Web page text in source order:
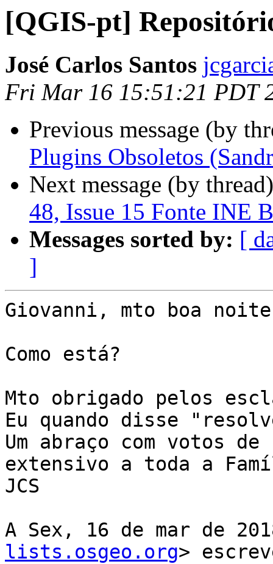
[QGIS-pt]
José Carlos Santos
Fri Mar 16 15:51:21 PDT
Previous message (by
Plugins Obsoletos
Next message (by
48, Issue 15 Fonte INE
Messages sorted by: [
]
Giovanni, mto boa
Como está?
Mto obrigado pelos
Eu quando disse
Um abraço com votos de
extensivo a toda a
JCS
A Sex, 16 de mar de
lists.osgeo.org>